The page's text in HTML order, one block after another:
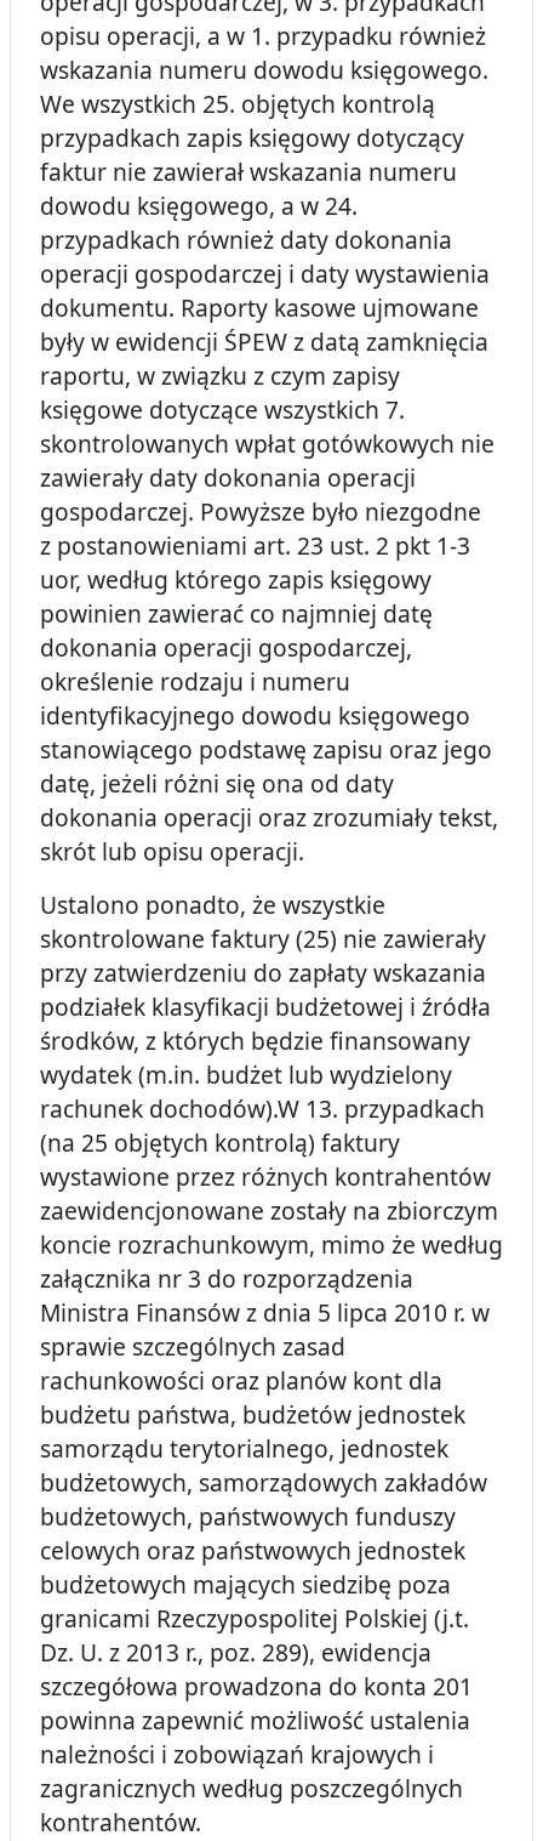
opisu operacji, a w 1. przypadku również
wskazania numeru dowodu księgowego.
We wszystkich 25. objętych kontrolą
przypadkach zapis księgowy dotyczący
faktur nie zawierał wskazania numeru
dowodu księgowego, a w 24.
przypadkach również daty dokonania
operacji gospodarczej i daty wystawienia
dokumentu. Raporty kasowe ujmowane
były w ewidencji ŚPEW z datą zamknięcia
raportu, w związku z czym zapisy
księgowe dotyczące wszystkich 7.
skontrolowanych wpłat gotówkowych nie
zawierały daty dokonania operacji
gospodarczej. Powyższe było niezgodne
z postanowieniami art. 23 ust. 2 pkt 1-3
uor, według którego zapis księgowy
powinien zawierać co najmniej datę
dokonania operacji gospodarczej,
określenie rodzaju i numeru
identyfikacyjnego dowodu księgowego
stanowiącego podstawę zapisu oraz jego
datę, jeżeli różni się ona od daty
dokonania operacji oraz zrozumiały tekst,
skrót lub opisu operacji.
Ustalono ponadto, że wszystkie
skontrolowane faktury (25) nie zawierały
przy zatwierdzeniu do zapłaty wskazania
podziałek klasyfikacji budżetowej i źródła
środków, z których będzie finansowany
wydatek (m.in. budżet lub wydzielony
rachunek dochodów).W 13. przypadkach
(na 25 objętych kontrolą) faktury
wystawione przez różnych kontrahentów
zaewidencjonowane zostały na zbiorczym
koncie rozrachunkowym, mimo że według
załącznika nr 3 do rozporządzenia
Ministra Finansów z dnia 5 lipca 2010 r. w
sprawie szczególnych zasad
rachunkowości oraz planów kont dla
budżetu państwa, budżetów jednostek
samorządu terytorialnego, jednostek
budżetowych, samorządowych zakładów
budżetowych, państwowych funduszy
celowych oraz państwowych jednostek
budżetowych mających siedzibę poza
granicami Rzeczypospolitej Polskiej (j.t.
Dz. U. z 2013 r., poz. 289), ewidencja
szczegółowa prowadzona do konta 201
powinna zapewnić możliwość ustalenia
należności i zobowiązań krajowych i
zagranicznych według poszczególnych
kontrahentów.